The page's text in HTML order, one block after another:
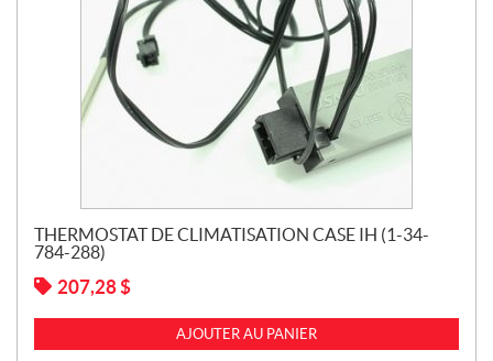
THERMOSTAT DE CLIMATISATION CASE IH (1-34-
784-288)
207,28 $
AJOUTER AU PANIER